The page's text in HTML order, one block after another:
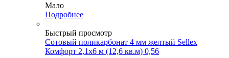
Мало
Подробнее
Быстрый просмотр
Сотовый поликарбонат 4 мм желтый Sellex
Комфорт 2,1х6 м (12,6 кв.м) 0,56